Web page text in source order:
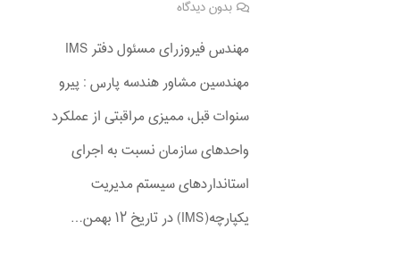
بدون دیدگاه
مهندس فیروزرای مسئول دفتر IMS
مهندسین مشاور هندسه پارس : پیرو
سنوات قبل، ممیزی مراقبتی از عملکرد
واحدهای سازمان نسبت به اجرای
استانداردهای سیستم مدیریت
یکپارچه(IMS) در تاریخ ۱۲ بهمن…